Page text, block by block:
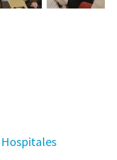
Hospitales